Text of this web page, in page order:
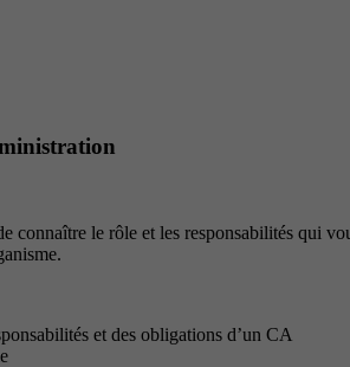
le rôle et les responsabilités qui
et des obligations d’un CA